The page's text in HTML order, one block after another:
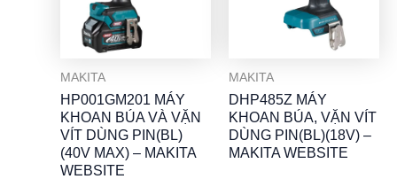
MAKITA
HP001GM201 MÁY
KHOAN BÚA VÀ VẶN
VÍT DÙNG PIN(BL)
(40V MAX) – MAKITA
WEBSITE
MAKITA
DHP485Z MÁY
KHOAN BÚA, VẶN VÍT
DÙNG PIN(BL)(18V) –
MAKITA WEBSITE